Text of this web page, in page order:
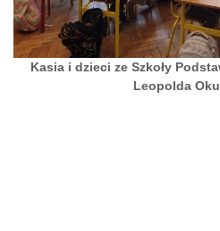
Kasia i dzieci ze Szkoły
Leopolda